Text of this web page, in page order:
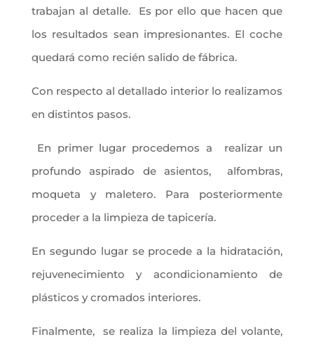
trabajan al detalle. Es por ello que hacen que
los resultados sean impresionantes. El coche
quedará como recién salido de fábrica.
Con respecto al detallado interior lo realizamos
en distintos pasos.
En primer lugar procedemos a realizar un
profundo aspirado de asientos, alfombras,
moqueta y maletero. Para posteriormente
proceder a la limpieza de tapicería.
En segundo lugar se procede a la hidratación,
rejuvenecimiento y acondicionamiento de
plásticos y cromados interiores.
Finalmente, se realiza la limpieza del volante,